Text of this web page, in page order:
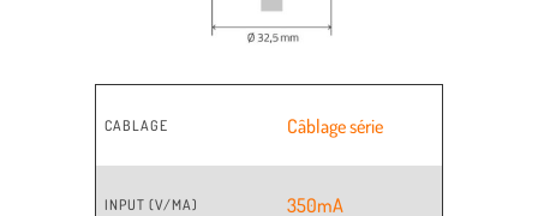
CABLAGE Câblage série
INPUT (V/MA) 350mA